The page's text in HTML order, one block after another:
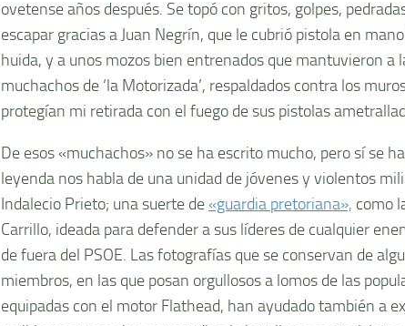
ovetense años después. Se topó con gritos, golpes,
escapar gracias a Juan Negrín, que le cubrió pistola en
huida, y a unos mozos bien entrenados que mantuvieron a
muchachos de ‘la Motorizada’, respaldados contra los
protegían mi retirada con el fuego de sus pistolas
De esos «muchachos» no se ha escrito mucho, pero sí se
leyenda nos habla de una unidad de jóvenes y violentos
Indalecio Prieto; una suerte de«guardia pretoriana», como
Carrillo, ideada para defender a sus líderes de cualquier
de fuera del PSOE. Las fotografías que se conservan de
miembros, en las que posan orgullosos a lomos de las
equipadas con el motor Flathead, han ayudado también a